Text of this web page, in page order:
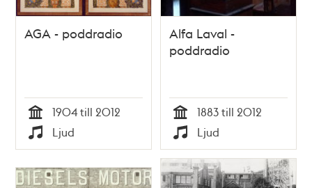
AGA - poddradio
Tid
1904 till 2012
Typ
Ljud
Alfa Laval -
poddradio
Tid
1883 till 2012
Typ
Ljud